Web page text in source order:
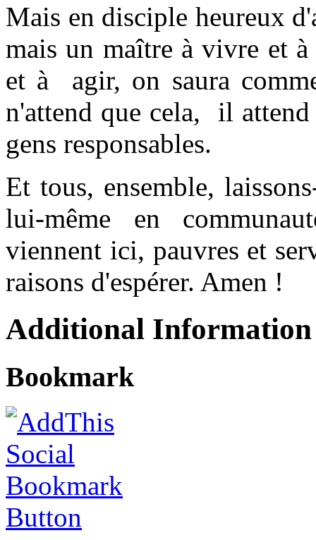
Mais en disciple heureux
mais un maître à vivre et
et à agir, on saura
n'attend que cela, il
gens responsables.
Et tous, ensemble,
lui-même en
viennent ici, pauvres et
raisons d'espérer. Amen !
Additional Information
Bookmark